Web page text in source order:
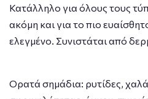
Κατάλληλο για όλους τους
ακόμη και για το πιο
ελεγμένο. Συνιστάται από
Ορατά σημάδια: ρυτίδες,